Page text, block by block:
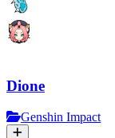
Dione
Genshin Impact